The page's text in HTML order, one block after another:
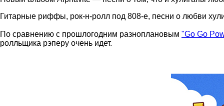
Гитарные риффы, рок-н-ролл под 808-е, песни о любви
По сравнению с прошлогодним разноплановым "Go Go
ролльщика рэперу очень идет.